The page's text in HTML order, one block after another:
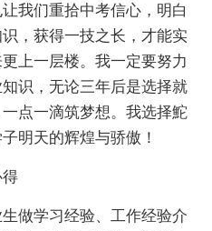
我们重拾中考信心，明白
，获得一技之长，才能实
上一层楼。我一定要努力
识，无论三年后是选择就
点一滴筑梦想。我选择鮀
明天的辉煌与骄傲！
做学习经验、工作经验介